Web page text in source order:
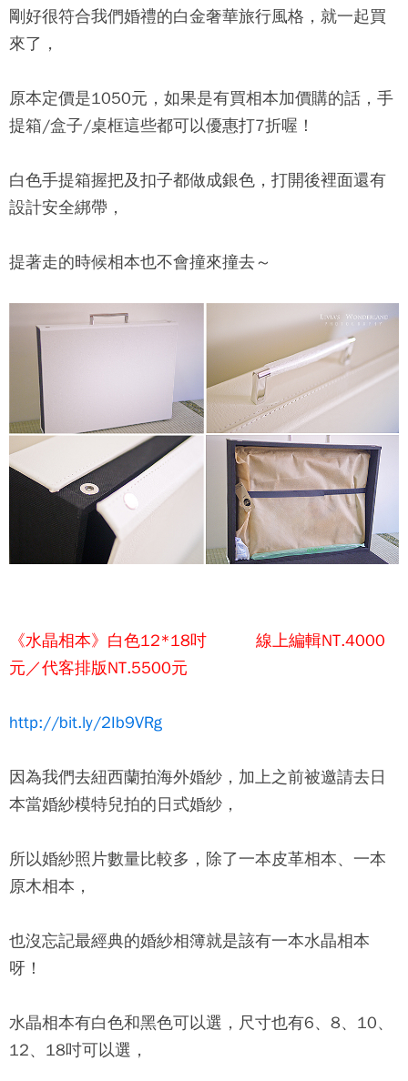
剛好很符合我們婚禮的白金奢華旅行風格，就一起買
來了，
原本定價是1050元，如果是有買相本加價購的話，手
提箱/盒子/桌框這些都可以優惠打7折喔！
白色手提箱握把及扣子都做成銀色，打開後裡面還有
設計安全綁帶，
提著走的時候相本也不會撞來撞去～
《水晶相本》白色12*18吋 線上編輯NT.4000
元／代客排版NT.5500元
http://bit.ly/2Ib9VRg
因為我們去紐西蘭拍海外婚紗，加上之前被邀請去日
本當婚紗模特兒拍的日式婚紗，
所以婚紗照片數量比較多，除了一本皮革相本、一本
原木相本，
也沒忘記最經典的婚紗相簿就是該有一本水晶相本
呀！
水晶相本有白色和黑色可以選，尺寸也有6、8、10、
12、18吋可以選，